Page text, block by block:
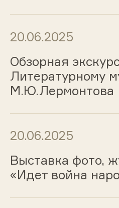
20.06.2025
Обзорная
Литературному
М.Ю.Лермонтова
20.06.2025
Выставка фото,
«Идет война